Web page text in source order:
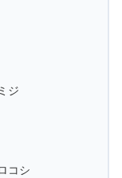
ジ
コシ